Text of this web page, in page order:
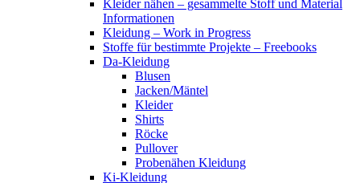
Kleider nähen – gesammelte Stoff und Material
Informationen
Kleidung – Work in Progress
Stoffe für bestimmte Projekte – Freebooks
Da-Kleidung
Blusen
Jacken/Mäntel
Kleider
Shirts
Röcke
Pullover
Probenähen Kleidung
Ki-Kleidung